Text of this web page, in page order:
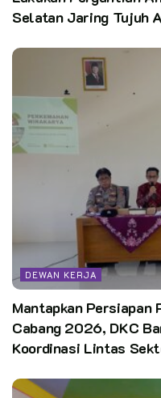
Selatan Jaring Tujuh
DEWAN KERJA
Mantapkan Persiapan
Cabang 2026, DKC
Koordinasi Lintas